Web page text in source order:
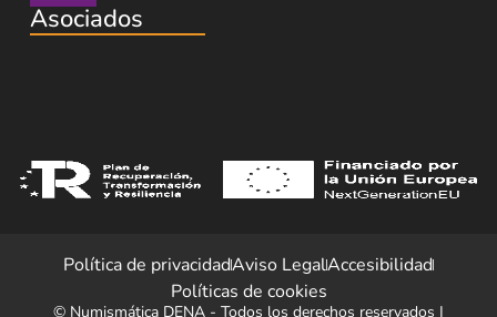
Asociados
Política de privacidadAviso LegalAccesibilidad
Políticas de cookies
© Numismática DENA - Todos los derechos reservados |